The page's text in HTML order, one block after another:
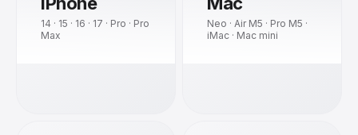
14 · 15 · 16 · 17 · Pro · Pro
Max
Neo · Air M5 · Pro M5 ·
iMac · Mac mini